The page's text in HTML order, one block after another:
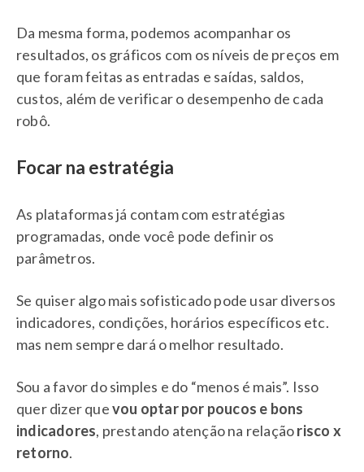
Da mesma forma, podemos acompanhar os
resultados, os gráficos com os níveis de preços em
que foram feitas as entradas e saídas, saldos,
custos, além de verificar o desempenho de cada
robô.
Focar na estratégia
As plataformas já contam com estratégias
programadas, onde você pode definir os
parâmetros.
Se quiser algo mais sofisticado pode usar diversos
indicadores, condições, horários específicos etc.
mas nem sempre dará o melhor resultado.
Sou a favor do simples e do “menos é mais”. Isso
quer dizer quevou optar por poucos e bons
indicadores, prestando atenção na relaçãorisco x
retorno.